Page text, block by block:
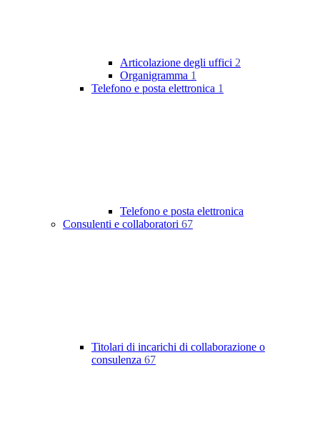
Articolazione degli uffici 2
Organigramma 1
Telefono e posta elettronica 1
Telefono e posta elettronica
Consulenti e collaboratori 67
Titolari di incarichi di collaborazione o
consulenza 67